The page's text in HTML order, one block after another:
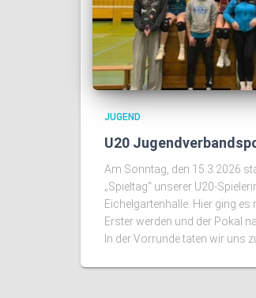
JUGEND
U20
Am Sonntag, den 15.3.2026
„Spieltag“ unserer U20-
Eichelgartenhalle. Hier ging es
Erster werden und der Pokal
In der Vorrunde taten wir uns